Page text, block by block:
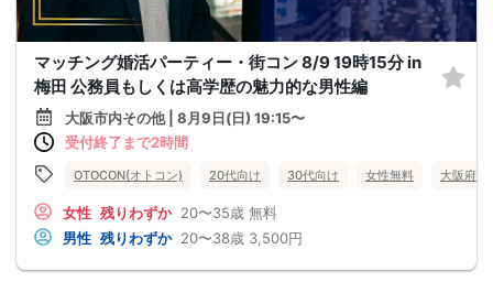
マッチング婚活パーティー・街コン 8/9 19時15分 in
梅田 公務員もしくは高学歴の魅力的な男性編
大阪市内その他 | 8月9日(日) 19:15〜
受付終了まで2時間
OTOCON(オトコン) 20代向け 30代向け 女性無料 大阪府
女性 残りわずか 20〜35歳 無料
男性 残りわずか 20〜38歳 3,500円